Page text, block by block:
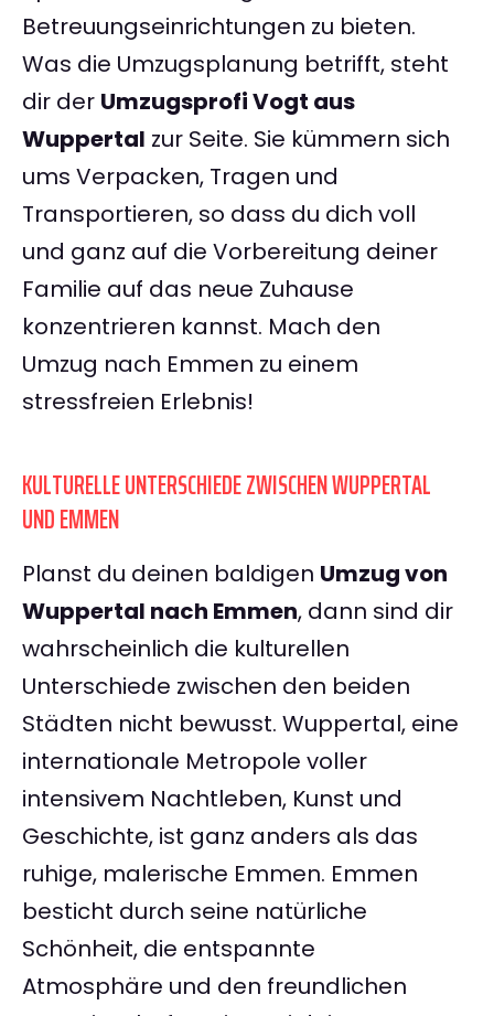
Betreuungseinrichtungen zu bieten.
Was die Umzugsplanung betrifft, steht
dir der Umzugsprofi Vogt aus
Wuppertal zur Seite. Sie kümmern sich
ums Verpacken, Tragen und
Transportieren, so dass du dich voll
und ganz auf die Vorbereitung deiner
Familie auf das neue Zuhause
konzentrieren kannst. Mach den
Umzug nach Emmen zu einem
stressfreien Erlebnis!
KULTURELLE UNTERSCHIEDE ZWISCHEN WUPPERTAL
UND EMMEN
Planst du deinen baldigen Umzug von
Wuppertal nach Emmen, dann sind dir
wahrscheinlich die kulturellen
Unterschiede zwischen den beiden
Städten nicht bewusst. Wuppertal, eine
internationale Metropole voller
intensivem Nachtleben, Kunst und
Geschichte, ist ganz anders als das
ruhige, malerische Emmen. Emmen
besticht durch seine natürliche
Schönheit, die entspannte
Atmosphäre und den freundlichen